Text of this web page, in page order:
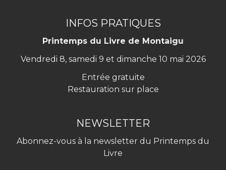
INFOS PRATIQUES
Printemps du Livre de Montaigu
Vendredi 8, samedi 9 et dimanche 10 mai 2026
Entrée gratuite
Restauration sur place
NEWSLETTER
Abonnez-vous à la newsletter du Printemps du
Livre